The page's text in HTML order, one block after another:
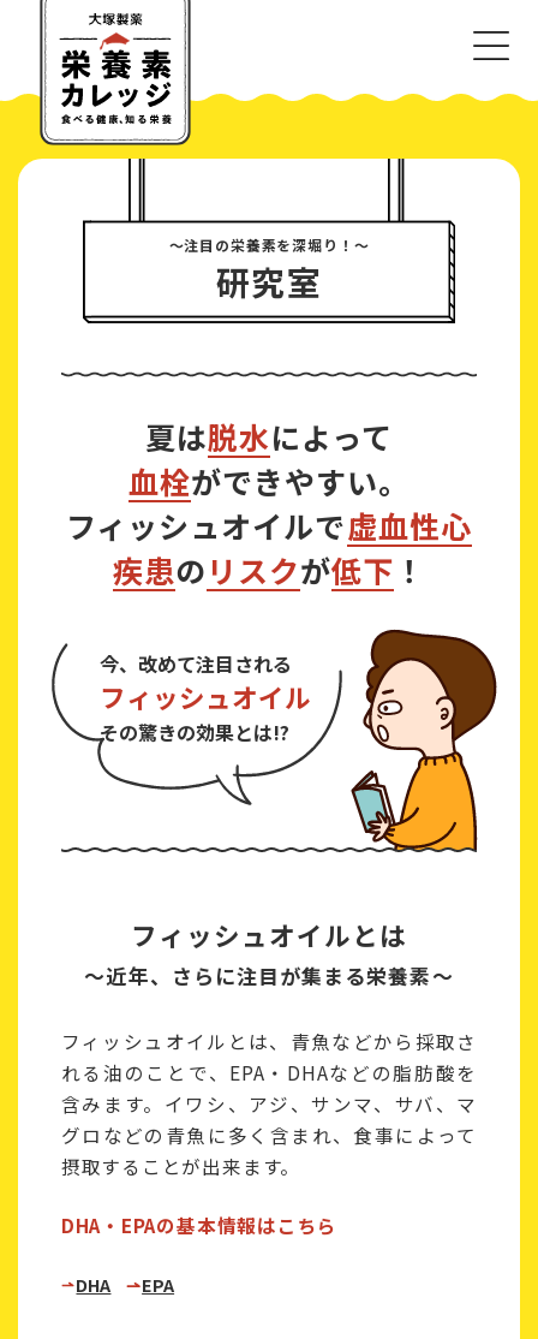
〜注目の栄養素を深堀り！〜
研究室
夏は脱水によって
血栓ができやすい。
フィッシュオイルで虚血性心
疾患のリスクが低下 ！
今、改めて注目される
フィッシュオイル
その驚きの効果とは!?
フィッシュオイルとは
～近年、さらに注目が集まる栄養素～
フィッシュオイルとは、青魚などから採取さ
れる油のことで、EPA・DHAなどの脂肪酸を
含みます。イワシ、アジ、サンマ、サバ、マ
グロなどの青魚に多く含まれ、食事によって
摂取することが出来ます。
DHA・EPAの基本情報はこちら
DHA EPA